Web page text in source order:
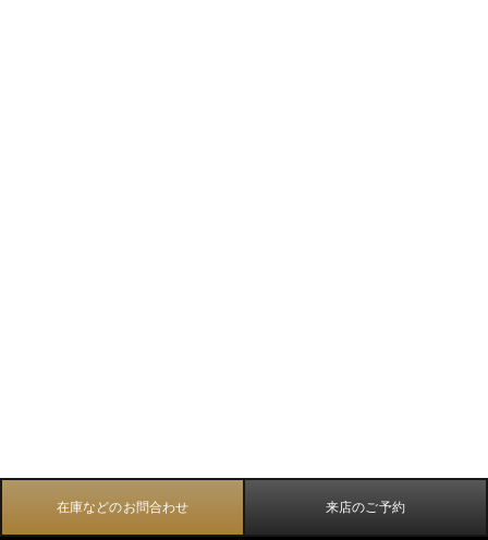
在庫などのお問合わせ 来店のご予約